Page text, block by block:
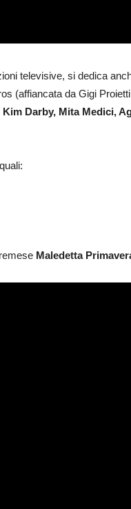
televisive, si dedica
(affiancata da Gigi
Darby, Mita Medici,
Maledetta